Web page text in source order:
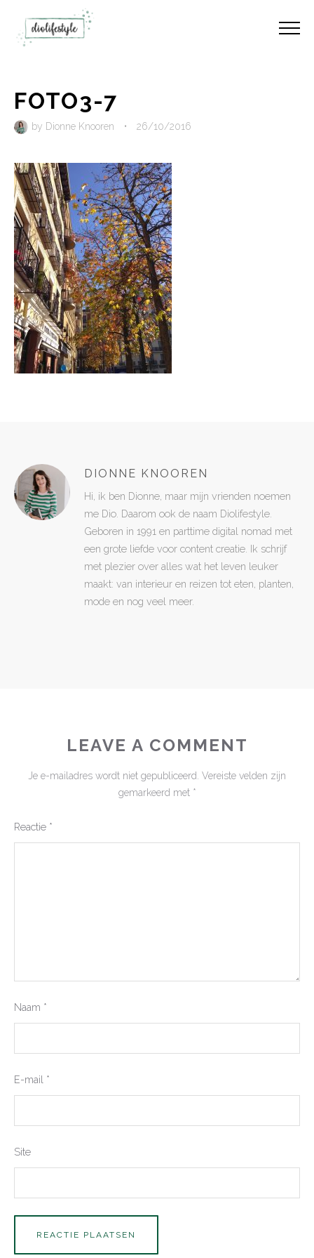
FOTO3-7
by Dionne Knooren • 26/10/2016
DIONNE KNOOREN
Hi, ik ben Dionne, maar mijn vrienden noemen
me Dio. Daarom ook de naam Diolifestyle.
Geboren in 1991 en parttime digital nomad met
een grote liefde voor content creatie. Ik schrijf
met plezier over alles wat het leven leuker
maakt: van interieur en reizen tot eten, planten,
mode en nog veel meer.
LEAVE A COMMENT
Je e-mailadres wordt niet gepubliceerd. Vereiste velden zijn
gemarkeerd met *
Reactie *
Naam *
E-mail *
Site